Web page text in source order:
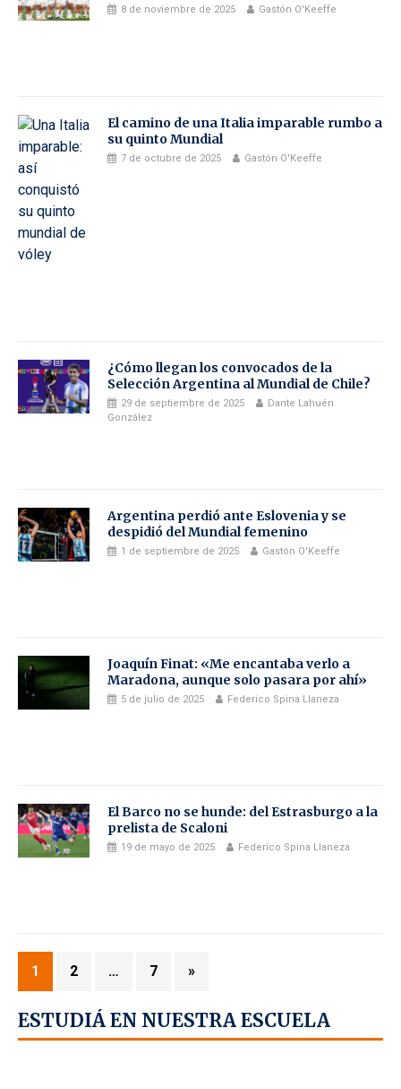
8 de noviembre de 2025 Gastón O'Keeffe
El camino de una Italia imparable rumbo a
su quinto Mundial
7 de octubre de 2025 Gastón O'Keeffe
¿Cómo llegan los convocados de la
Selección Argentina al Mundial de Chile?
29 de septiembre de 2025
Dante Lahuén
González
Argentina perdió ante Eslovenia y se
despidió del Mundial femenino
1 de septiembre de 2025 Gastón O'Keeffe
Joaquín Finat: «Me encantaba verlo a
Maradona, aunque solo pasara por ahí»
5 de julio de 2025 Federico Spina Llaneza
El Barco no se hunde: del Estrasburgo a la
prelista de Scaloni
19 de mayo de 2025 Federico Spina Llaneza
1 2 … 7 »
ESTUDIÁ EN NUESTRA ESCUELA